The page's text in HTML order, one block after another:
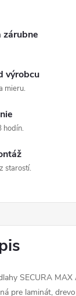
zárubne
výrobcu
mieru.
hodín.
starostí.
SECURA MAX
pre laminát,